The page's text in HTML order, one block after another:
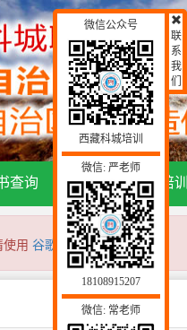
查询 通知公告 培
使用 谷歌浏览器访问本网站！
微信公众号
西藏科城培训
微信: 严老师
18108915207
微信: 常老师
联
系
我
们